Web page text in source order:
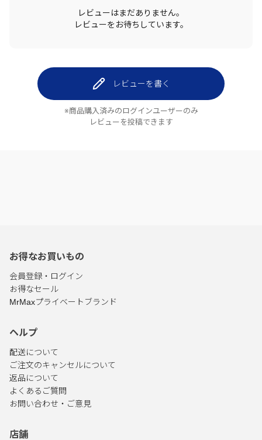
レビューはまだありません。
レビューをお待ちしています。
レビューを書く
※商品購入済みのログインユーザーのみ
レビューを投稿できます
お得なお買いもの
会員登録・ログイン
お得なセール
MrMaxプライベートブランド
ヘルプ
配送について
ご注文のキャンセルについて
返品について
よくあるご質問
お問い合わせ・ご意見
店舗